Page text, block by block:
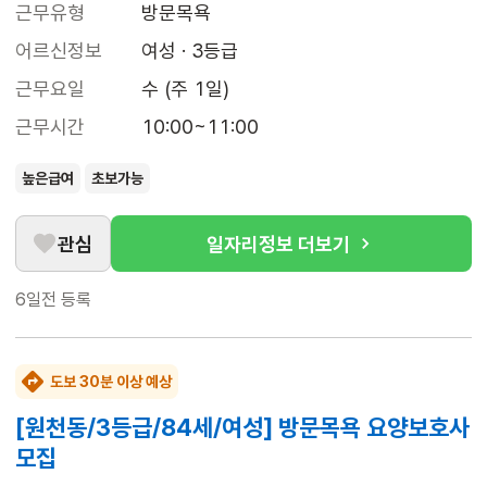
근무유형
방문목욕
어르신정보
여성 · 3등급
근무요일
수 (주 1일)
근무시간
10:00~11:00
높은급여 초보가능
관심 일자리정보 더보기
6일전 등록
도보 30분 이상 예상
[원천동/3등급/84세/여성] 방문목욕 요양보호사
모집